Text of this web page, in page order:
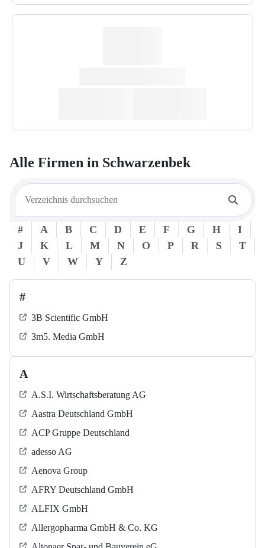
Alle Firmen in Schwarzenbek
# A B C D E F G H
I
J
K L M N O P R S
T
U
V W Y Z
#
3B Scientific GmbH
3m5. Media GmbH
A
A.S.I. Wirtschaftsberatung AG
Aastra Deutschland GmbH
ACP Gruppe Deutschland
adesso AG
Aenova Group
AFRY Deutschland GmbH
ALFIX GmbH
Allergopharma GmbH & Co. KG